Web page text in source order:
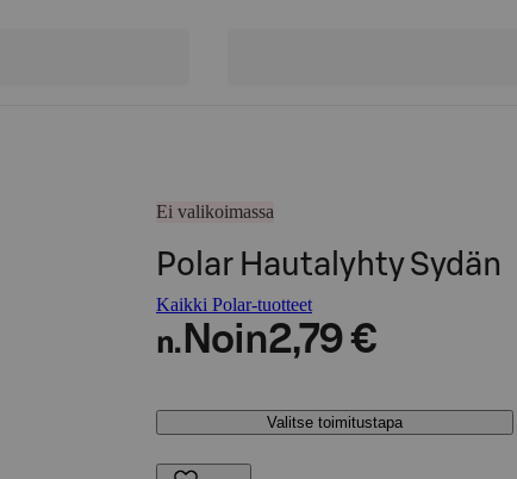
Ei valikoimassa
Polar Hautalyhty Sydän
Kaikki Polar-tuotteet
n. Noin2,79 €
Valitse toimitustapa